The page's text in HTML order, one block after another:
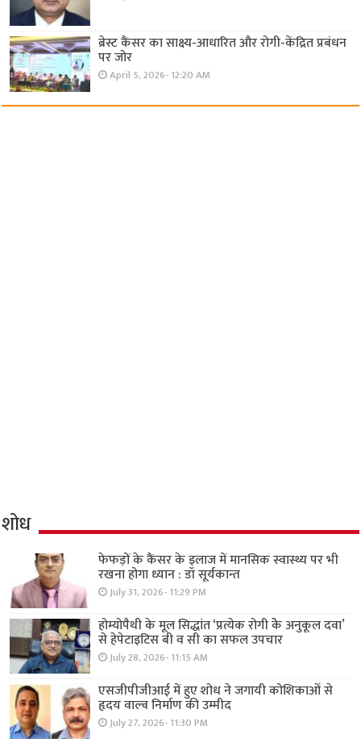
ब्रेस्ट कैंसर का साक्ष्य-आधारित और रोगी-केंद्रित प्रबंधन
पर जोर
April 5, 2026- 12:20 AM
शोध
फेफड़ों के कैंसर के इलाज में मानसिक स्वास्थ्य पर भी
रखना होगा ध्यान : डॉ सूर्यकान्त
July 31, 2026- 11:29 PM
होम्योपैथी के मूल सिद्धांत ‘प्रत्येक रोगी केे अनुकूल दवा’
से हेपेटाइटिस बी व सी का सफल उपचार
July 28, 2026- 11:15 AM
एसजीपीजीआई में हुए शोध ने जगायी कोशिकाओं से
हृदय वाल्व निर्माण की उम्मीद
July 27, 2026- 11:30 PM